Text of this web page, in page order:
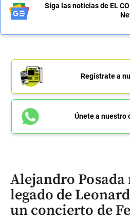
Siga las noticias de EL
Regístrate a
Únete a nuestro
Alejandro
legado de
un concierto de